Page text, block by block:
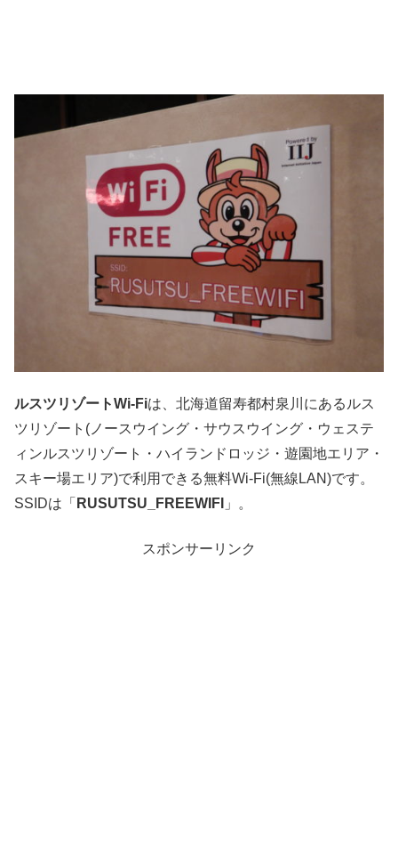
ルスツリゾートWi-Fiは、北海道留寿都村泉川にあるルス
ツリゾート(ノースウイング・サウスウイング・ウェステ
ィンルスツリゾート・ハイランドロッジ・遊園地エリア・
スキー場エリア)で利用できる無料Wi-Fi(無線LAN)です。
SSIDは「 RUSUTSU_FREEWIFI 」。
スポンサーリンク